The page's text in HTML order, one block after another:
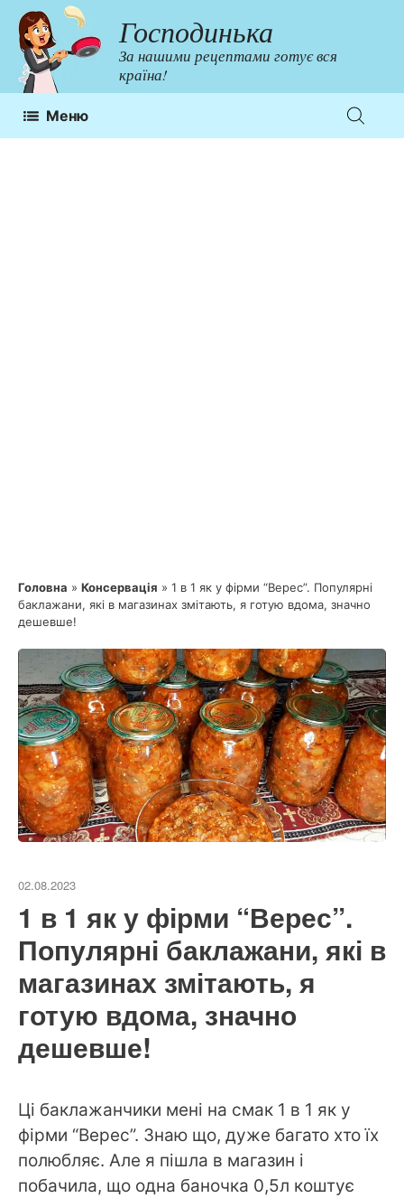
Перейти
до
контенту
Господинька
За нашими рецептами готує вся
країна!
Меню
Головна » Консервація » 1 в 1 як у фірми “Верес”. Популярні
баклажани, які в магазинах змітають, я готую вдома, значно
дешевше!
02.08.2023
1 в 1 як у фірми “Верес”.
Популярні баклажани, які в
магазинах змітають, я
готую вдома, значно
дешевше!
Ці баклажанчики мені на смак 1 в 1 як у
фірми “Верес”. Знаю що, дуже багато хто їх
полюбляє. Але я пішла в магазин і
побачила, що одна баночка 0,5л коштує